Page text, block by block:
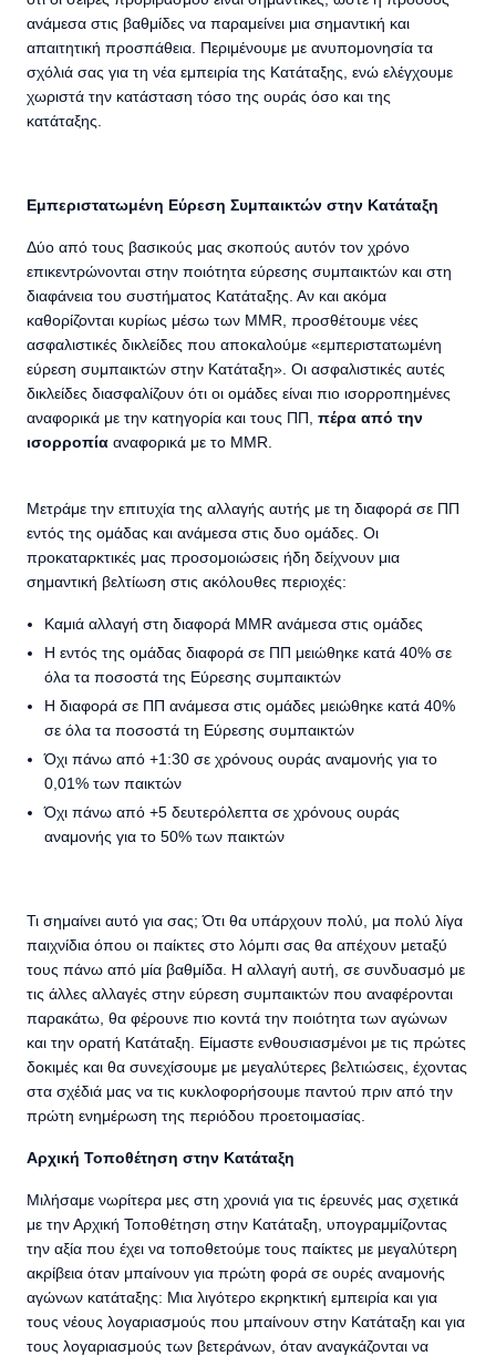
ανάμεσα στις βαθμίδες να παραμείνει μια σημαντική και
απαιτητική προσπάθεια. Περιμένουμε με ανυπομονησία τα
σχόλιά σας για τη νέα εμπειρία της Κατάταξης, ενώ ελέγχουμε
χωριστά την κατάσταση τόσο της ουράς όσο και της
κατάταξης.
Εμπεριστατωμένη Εύρεση Συμπαικτών στην Κατάταξη
Δύο από τους βασικούς μας σκοπούς αυτόν τον χρόνο
επικεντρώνονται στην ποιότητα εύρεσης συμπαικτών και στη
διαφάνεια του συστήματος Κατάταξης. Αν και ακόμα
καθορίζονται κυρίως μέσω των MMR, προσθέτουμε νέες
ασφαλιστικές δικλείδες που αποκαλούμε «εμπεριστατωμένη
εύρεση συμπαικτών στην Κατάταξη». Οι ασφαλιστικές αυτές
δικλείδες διασφαλίζουν ότι οι ομάδες είναι πιο ισορροπημένες
αναφορικά με την κατηγορία και τους ΠΠ, πέρα από την
ισορροπία αναφορικά με το MMR.
Μετράμε την επιτυχία της αλλαγής αυτής με τη διαφορά σε ΠΠ
εντός της ομάδας και ανάμεσα στις δυο ομάδες. Οι
προκαταρκτικές μας προσομοιώσεις ήδη δείχνουν μια
σημαντική βελτίωση στις ακόλουθες περιοχές:
Καμιά αλλαγή στη διαφορά MMR ανάμεσα στις ομάδες
Η εντός της ομάδας διαφορά σε ΠΠ μειώθηκε κατά 40% σε
όλα τα ποσοστά της Εύρεσης συμπαικτών
Η διαφορά σε ΠΠ ανάμεσα στις ομάδες μειώθηκε κατά 40%
σε όλα τα ποσοστά τη Εύρεσης συμπαικτών
Όχι πάνω από +1:30 σε χρόνους ουράς αναμονής για το
0,01% των παικτών
Όχι πάνω από +5 δευτερόλεπτα σε χρόνους ουράς
αναμονής για το 50% των παικτών
Τι σημαίνει αυτό για σας; Ότι θα υπάρχουν πολύ, μα πολύ λίγα
παιχνίδια όπου οι παίκτες στο λόμπι σας θα απέχουν μεταξύ
τους πάνω από μία βαθμίδα. Η αλλαγή αυτή, σε συνδυασμό με
τις άλλες αλλαγές στην εύρεση συμπαικτών που αναφέρονται
παρακάτω, θα φέρουνε πιο κοντά την ποιότητα των αγώνων
και την ορατή Κατάταξη. Είμαστε ενθουσιασμένοι με τις πρώτες
δοκιμές και θα συνεχίσουμε με μεγαλύτερες βελτιώσεις, έχοντας
στα σχέδιά μας να τις κυκλοφορήσουμε παντού πριν από την
πρώτη ενημέρωση της περιόδου προετοιμασίας.
Αρχική Τοποθέτηση στην Κατάταξη
Μιλήσαμε νωρίτερα μες στη χρονιά για τις έρευνές μας σχετικά
με την Αρχική Τοποθέτηση στην Κατάταξη, υπογραμμίζοντας
την αξία που έχει να τοποθετούμε τους παίκτες με μεγαλύτερη
ακρίβεια όταν μπαίνουν για πρώτη φορά σε ουρές αναμονής
αγώνων κατάταξης: Μια λιγότερο εκρηκτική εμπειρία και για
τους νέους λογαριασμούς που μπαίνουν στην Κατάταξη και για
τους λογαριασμούς των βετεράνων, όταν αναγκάζονται να